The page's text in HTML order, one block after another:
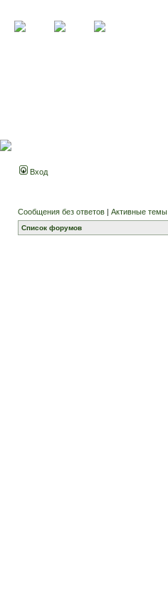
Вход
Сообщения без ответов | Активные темы
Список форумов